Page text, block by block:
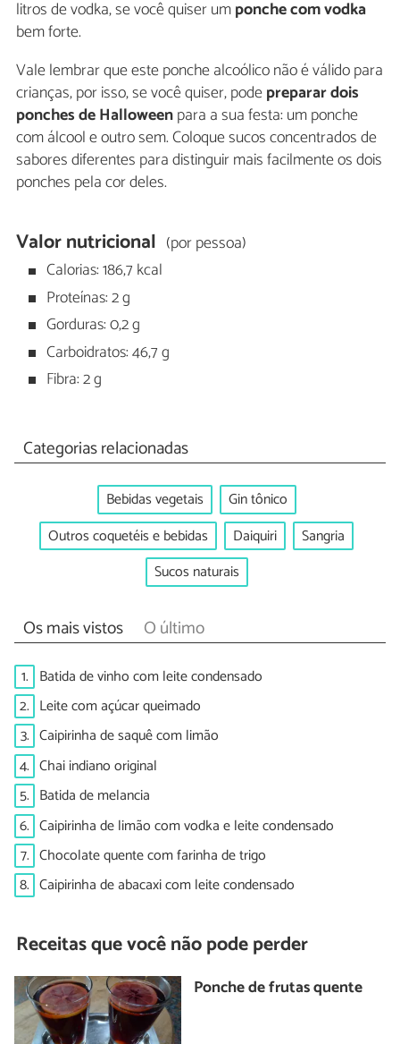
litros de vodka, se você quiser umponche com vodka
bem forte.
Vale lembrar que este ponche alcoólico não é válido para
crianças, por isso, se você quiser, podepreparar dois
ponches de Halloweenpara a sua festa: um ponche
com álcool e outro sem. Coloque sucos concentrados de
sabores diferentes para distinguir mais facilmente os dois
ponches pela cor deles.
Valor nutricional (por pessoa)
Calorias: 186,7 kcal
Proteínas: 2 g
Gorduras: 0,2 g
Carboidratos: 46,7 g
Fibra: 2 g
Categorias relacionadas
Bebidas vegetais
Gin tônico
Outros coquetéis e bebidas
Daiquiri
Sangria
Sucos naturais
Os mais vistos O último
1. Batida de vinho com leite condensado
2. Leite com açúcar queimado
3. Caipirinha de saquê com limão
4. Chai indiano original
5. Batida de melancia
6. Caipirinha de limão com vodka e leite condensado
7. Chocolate quente com farinha de trigo
8. Caipirinha de abacaxi com leite condensado
Receitas que você não pode perder
Ponche de frutas quente